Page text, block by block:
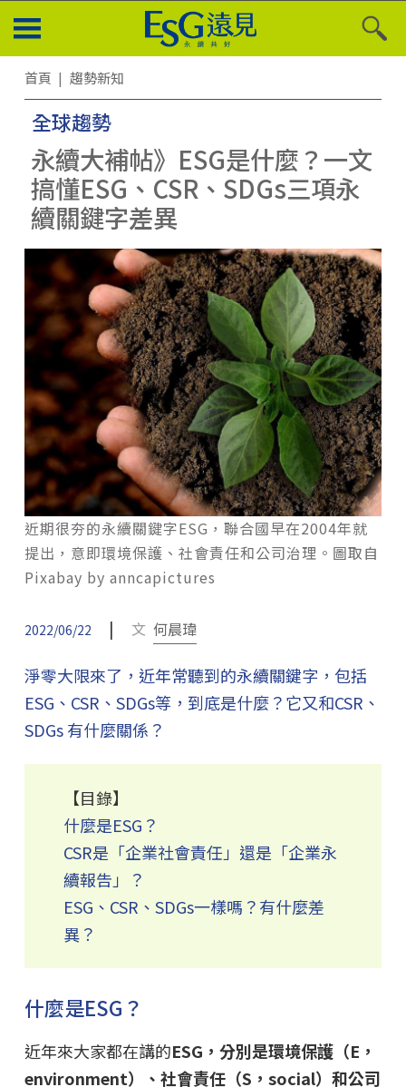
首頁 趨勢新知
全球趨勢
永續大補帖》ESG是什麼？一文
搞懂ESG、CSR、SDGs三項永
續關鍵字差異
近期很夯的永續關鍵字ESG，聯合國早在2004年就
提出，意即環境保護、社會責任和公司治理。圖取自
Pixabay by anncapictures
2022/06/22 | 文 何晨瑋
淨零大限來了，近年常聽到的永續關鍵字，包括
ESG、CSR、SDGs等，到底是什麼？它又和CSR、
SDGs 有什麼關係？
【目錄】
什麼是ESG？
CSR是「企業社會責任」還是「企業永
續報告」？
ESG、CSR、SDGs一樣嗎？有什麼差
異？
什麼是ESG？
近年來大家都在講的ESG，分別是環境保護（E，
environment）、社會責任（S，social）和公司